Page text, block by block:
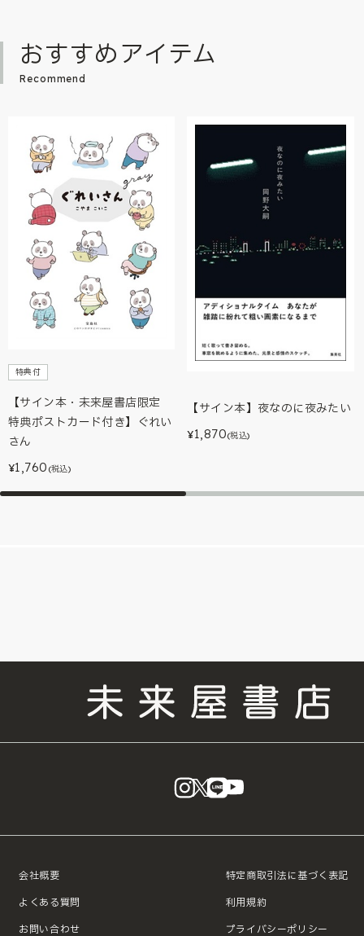
おすすめアイテム
Recommend
特典付
【サイン本・未来屋書店限定
特典ポストカード付き】ぐれい
さん
¥1,760 (税込)
【サイン本】夜なのに夜みたい
¥1,870(税込)
instagram
X LINE
会社概要
よくある質問
お問い合わせ
特定商取引法に基づく表記
利用規約
プライバシーポリシー